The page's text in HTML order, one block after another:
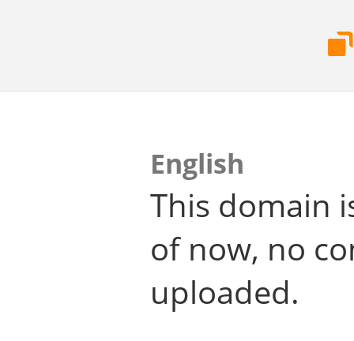
English
This domain
of now, no
uploaded.